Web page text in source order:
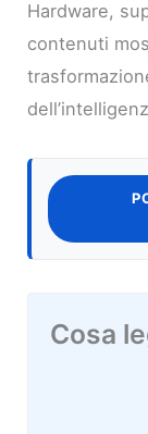
Hardware,
contenuti
Cosa